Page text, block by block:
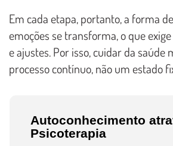
Em cada etapa, portanto, a forma
emoções se transforma, o que
e ajustes. Por isso, cuidar da saúde
processo contínuo, não um estado
Autoconhecimento
Psicoterapia